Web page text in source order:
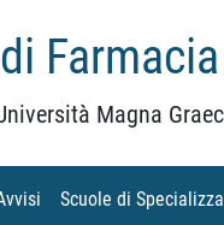
Magna
(current)
Scuole di